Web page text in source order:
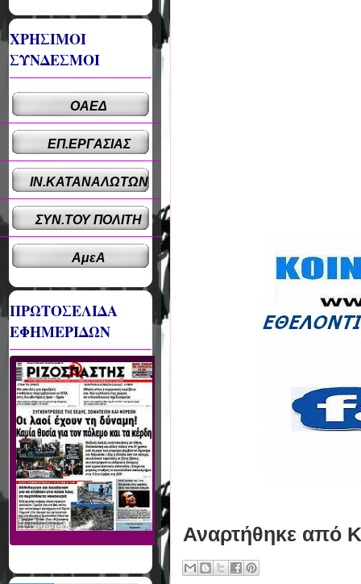
Αναρτήθηκε από
ΧΡΗΣΙΜΟΙ
ΣΥΝΔΕΣΜΟΙ
ΟΑΕΔ
ΕΠ.ΕΡΓΑΣΙΑΣ
ΙΝ.ΚΑΤΑΝΑΛΩΤΩΝ
ΣΥΝ.ΤΟΥ ΠΟΛΙΤΗ
ΑμεΑ
ΠΡΩΤΟΣΕΛΙΔΑ
ΕΦΗΜΕΡΙΔΩΝ